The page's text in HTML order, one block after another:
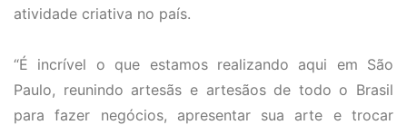
atividade criativa no país.
“É incrível o que estamos realizando aqui em São
Paulo, reunindo artesãs e artesãos de todo o Brasil
para fazer negócios, apresentar sua arte e trocar